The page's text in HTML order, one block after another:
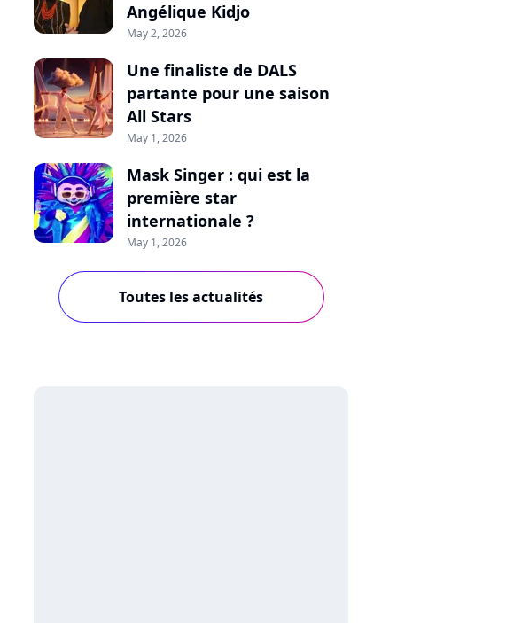
Angélique Kidjo
May 2, 2026
Une finaliste de DALS
partante pour une saison
All Stars
May 1, 2026
Mask Singer : qui est la
première star
internationale ?
May 1, 2026
Toutes les actualités